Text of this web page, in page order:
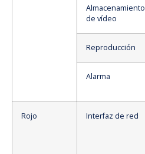
Almacenamiento
de vídeo
Reproducción
Alarma
Rojo Interfaz de red